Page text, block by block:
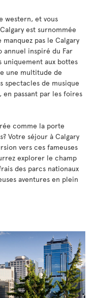
western, et vous
est surnommée
pas le Calgary
annuel inspiré du Far
uniquement aux bottes
une multitude de
spectacles de musique
passant par les foires
comme la porte
Votre séjour à Calgary
vers ces fameuses
explorer le champ
des parcs nationaux
aventures en plein